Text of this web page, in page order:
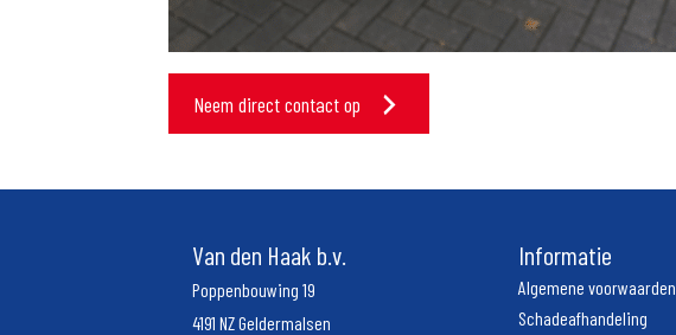
Neem direct contact op
Van den Haak b.v.
Poppenbouwing 19
4191 NZ Geldermalsen
Informatie
Algemene voorwaarden
Schadeafhandeling